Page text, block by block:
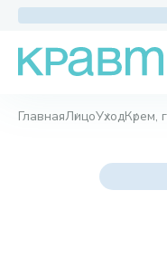
ГлавнаяЛицоУходКрем,